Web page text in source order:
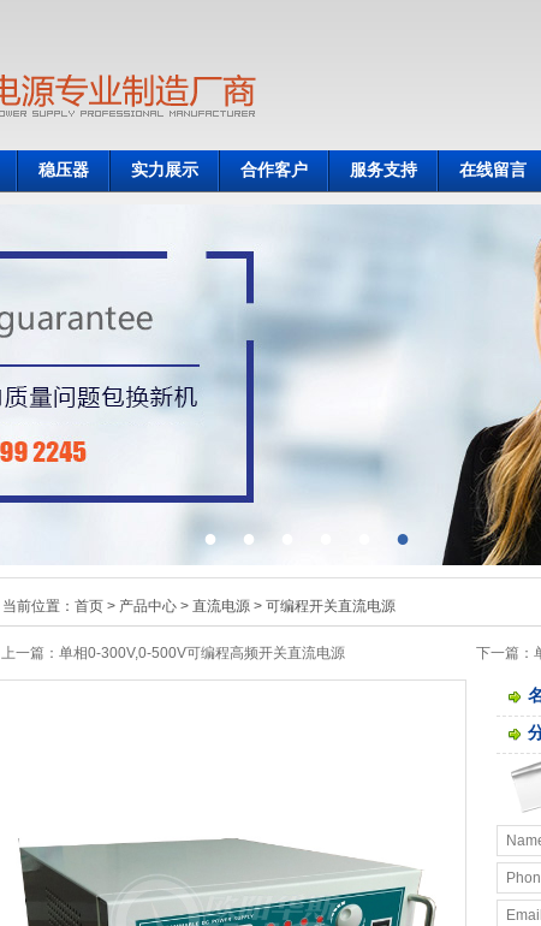
稳压器 实力展示 合作客户 服务支持 在线留言
● ● ●
当前位置： 首页 > 产品中心 > 直流电源 > 可编程开关直流电源
上一篇： 单相0-300V,0-500V可编程高频开关直流电源 下一篇：
流电